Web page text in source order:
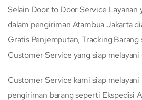
Selain Door to Door Service Layanan
dalam pengiriman Atambua Jakarta
Gratis Penjemputan, Tracking Barang
Customer Service yang siap
Customer Service kami siap
pengiriman barang seperti Ekspedisi